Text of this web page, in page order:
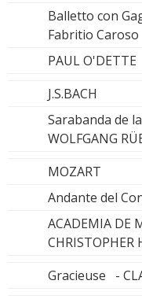
Balletto con
Fabritio Caroso
PAUL O'DETTE
J.S.BACH
Sarabanda de
WOLFGANG
MOZART
Andante del
ACADEMIA DE
CHRISTOPHER
Gracieuse -